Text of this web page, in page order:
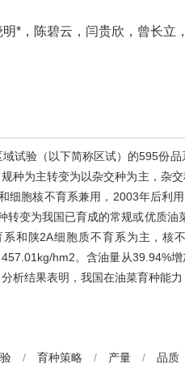
*，陈碧云，闫贵欣，曾长立
试验（以下简称区试）的595份
种为主转变为以杂交种为主，杂
细胞核不育系兼用，2003年后利
转变为我国已育成的常规或优质
和陕2A细胞质不育系为主，核
hm2。含油量从39.94%
析结果表明，我国在油菜育种能
/ 育种策略 / 产量 / 品质